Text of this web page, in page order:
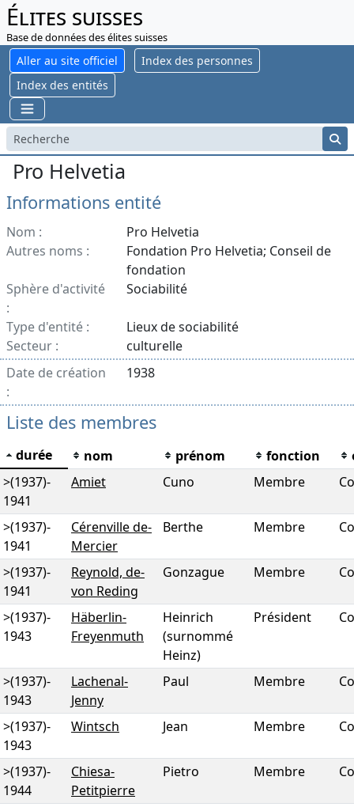
Élites suisses
Base de données des élites suisses
Aller au site officiel
Index des personnes
Index des entités
Pro Helvetia
Informations entité
Nom :
Pro Helvetia
Autres noms :
Fondation Pro Helvetia; Conseil de
fondation
Sphère d'activité
:
Sociabilité
Type d'entité :
Lieux de sociabilité
Secteur :
culturelle
Date de création
:
1938
Liste des membres
durée nom prénom fonction
>(1937)-
1941
Amiet Cuno Membre
>(1937)-
1941
Cérenville de-
Mercier
Berthe Membre
>(1937)-
1941
Reynold, de-
von Reding
Gonzague Membre
>(1937)-
1943
Häberlin-
Freyenmuth
Heinrich
(surnommé
Heinz)
Président
>(1937)-
1943
Lachenal-
Jenny
Paul Membre
>(1937)-
1943
Wintsch Jean Membre
>(1937)-
1944
Chiesa-
Petitpierre
Pietro Membre